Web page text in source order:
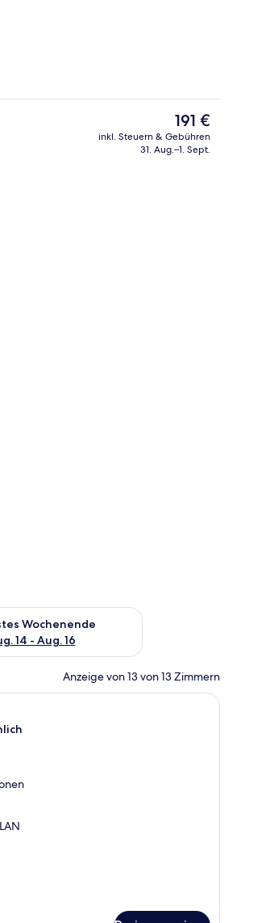
Bademäntel, Hausschuhe, Bidet
Sitzecke in der Lobby
Der
aktuelle
Preis
191 €
inkl. Steuern & Gebühren
31. Aug.–1. Sept.
7 - Aug. 9.
Wochenende
14 - Aug. 16
für nächstes Wochenende, Aug.
Anzeige von 13 von 13 Zimmern
einem kleinen Tisch.Ein Hotelzimmer mit Bett, Schreibtisch,